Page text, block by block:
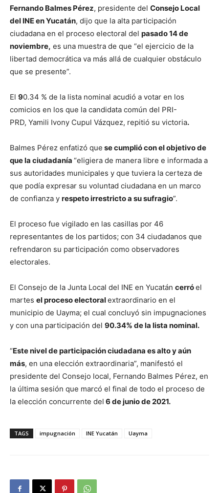
Fernando Balmes Pérez, presidente del Consejo Local
del INE en Yucatán, dijo que la alta participación
ciudadana en el proceso electoral del pasado 14 de
noviembre, es una muestra de que “el ejercicio de la
libertad democrática va más allá de cualquier obstáculo
que se presente”.
El 90.34 % de la lista nominal acudió a votar en los
comicios en los que la candidata común del PRI-
PRD, Yamili Ivony Cupul Vázquez, repitió su victoria.
Balmes Pérez enfatizó que se cumplió con el objetivo de
que la ciudadanía “eligiera de manera libre e informada a
sus autoridades municipales y que tuviera la certeza de
que podía expresar su voluntad ciudadana en un marco
de confianza y respeto irrestricto a su sufragio”.
El proceso fue vigilado en las casillas por 46
representantes de los partidos; con 34 ciudadanos que
refrendaron su participación como observadores
electorales.
El Consejo de la Junta Local del INE en Yucatán cerróel
martes el proceso electoralextraordinario en el
municipio de Uayma; el cual concluyó sin impugnaciones
y con una participación del 90.34% de la lista nominal.
“Este nivel de participación ciudadana es alto y aún
más, en una elección extraordinaria”, manifestó el
presidente del Consejo local, Fernando Balmes Pérez, en
la última sesión que marcó el final de todo el proceso de
la elección concurrente del 6 de junio de 2021.
TAGS impugnación INE Yucatán Uayma